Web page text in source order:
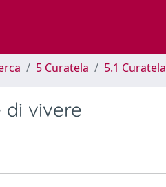
5 Curatela 5.1 Curatela
di vivere